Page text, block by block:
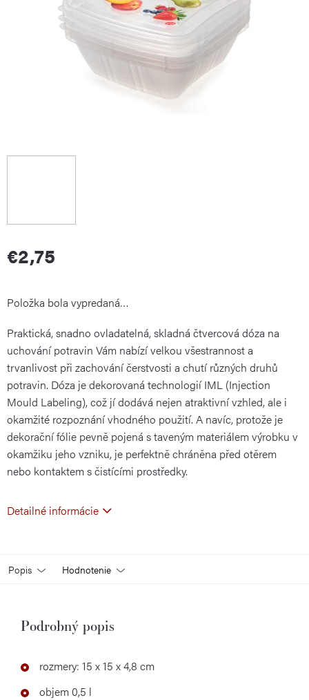
€2,75
Jednotková
cena:
Položka bola vypredaná…
Praktická, snadno ovladatelná, skladná čtvercová dóza na
uchování potravin Vám nabízí velkou všestrannost a
trvanlivost při zachování čerstvosti a chutí různých druhů
potravin. Dóza je dekorovaná technologií IML (Injection
Mould Labeling), což jí dodává nejen atraktivní vzhled, ale i
okamžité rozpoznání vhodného použití. A navíc, protože je
dekorační fólie pevně pojená s taveným materiálem výrobku v
okamžiku jeho vzniku, je perfektně chráněna před otěrem
nebo kontaktem s čistícími prostředky.
Detailné informácie
Popis Hodnotenie
Podrobný popis
rozmery: 15 x 15 x 4,8 cm
objem 0,5 l